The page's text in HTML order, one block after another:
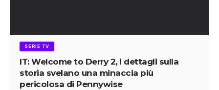
SERIE TV
IT: Welcome to Derry 2, i dettagli sulla
storia svelano una minaccia più
pericolosa di Pennywise